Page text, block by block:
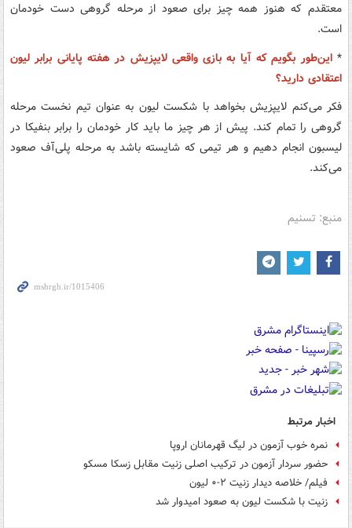
معتقدم که هنوز همه چیز برای صعود از مرحله گروهی دست خودمان
است.
* این‌طور بگویم که آیا به بازی واقعی لایپزیش در هفته پایانی برابر لیون
اعتقادی دارید؟
فکر می‌کنم لایپزیش بخواهد با شکست لیون به عنوان تیم نخست مرحله
گروهی را تمام کند. پیش از هر چیز ما باید کار خودمان را برابر بنفیکا در
لیسبون انجام دهیم و هر تیمی که شایسته باشد به مرحله پلی‌آف صعود
می‌کند.
منبع: تسنیم
اخبار مرتبط
نمره خوب آزمون در لیگ قهرمانان اروپا
حضور سردار آزمون در ترکیب اصلی زنیت مقابل زسکا مسکو
فیلم/ خلاصه دیدار زنیت ۲-۰ لیون
زنیت با شکست لیون به صعود امیدوار شد